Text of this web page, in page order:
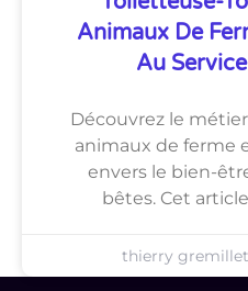
Animaux De
Au
Découvrez le
animaux de ferme
envers le bien-
bêtes. Cet
thierry gremillet